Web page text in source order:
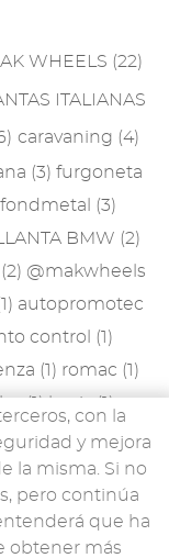
con la
y mejora
la misma. Si no
pero continúa
que ha
obtener más
WHEELS (22)
ITALIANAS
caravaning (4)
(3) furgoneta
(3)
LLANTA BMW (2)
(2) @makwheels
autopromotec
control (1)
(1) romac (1)
(1) lewis(1)
(1) npk(1)
(1) MAN TGE
(1)